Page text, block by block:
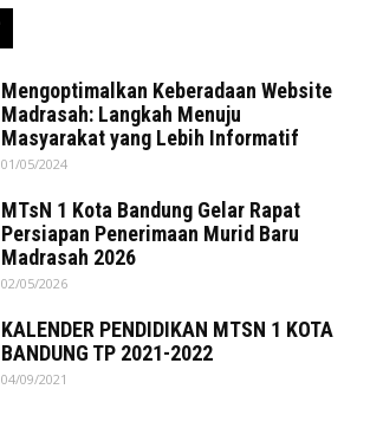
Mengoptimalkan Keberadaan Website
Madrasah: Langkah Menuju
Masyarakat yang Lebih Informatif
01/05/2024
MTsN 1 Kota Bandung Gelar Rapat
Persiapan Penerimaan Murid Baru
Madrasah 2026
02/05/2026
KALENDER PENDIDIKAN MTSN 1 KOTA
BANDUNG TP 2021-2022
04/09/2021